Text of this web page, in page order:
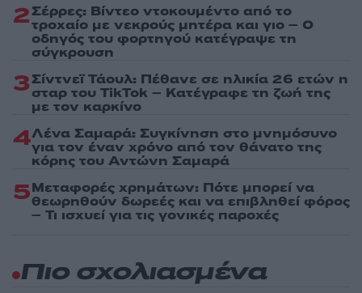
2Σέρρες: Βίντεο ντοκουμέντο από το
τροχαίο με νεκρούς μητέρα και γιο – Ο
οδηγός του φορτηγού κατέγραψε τη
σύγκρουση
3Σίντνεϊ Τάουλ: Πέθανε σε ηλικία 26 ετών η
σταρ του TikTok – Kατέγραφε τη ζωή της
με τον καρκίνο
4Λένα Σαμαρά: Συγκίνηση στο μνημόσυνο
για τον έναν χρόνο από τον θάνατο της
κόρης του Αντώνη Σαμαρά
5Μεταφορές χρημάτων: Πότε μπορεί να
θεωρηθούν δωρεές και να επιβληθεί φόρος
– Τι ισχυεί για τις γονικές παροχές
Πιο σχολιασμένα